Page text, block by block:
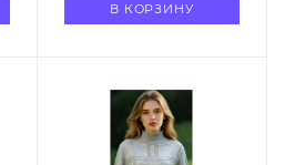
В КОРЗИНУ